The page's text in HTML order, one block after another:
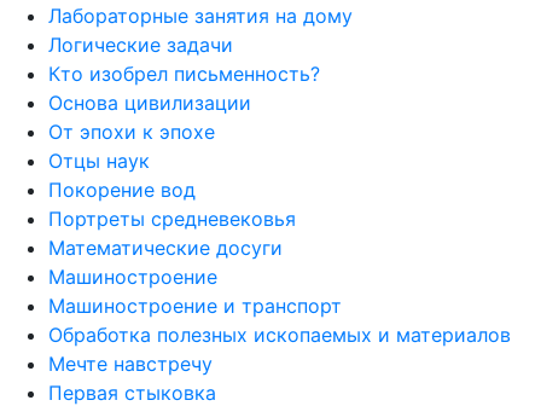
Лабораторные занятия на дому
Логические задачи
Кто изобрел письменность?
Основа цивилизации
От эпохи к эпохе
Отцы наук
Покорение вод
Портреты средневековья
Математические досуги
Машиностроение
Машиностроение и транспорт
Обработка полезных ископаемых и материалов
Мечте навстречу
Первая стыковка